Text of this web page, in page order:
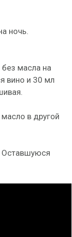
ночь.
масла на
вино и 30 мл
в другой
Оставшуюся